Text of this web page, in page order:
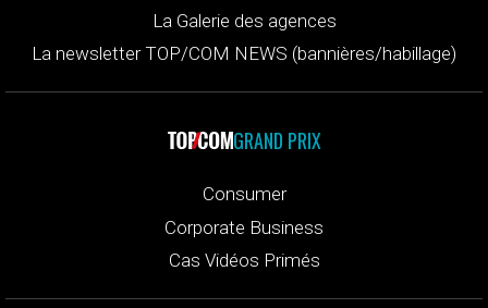
La Galerie des agences
La newsletter TOP/COM NEWS (bannières/habillage)
GRAND PRIX
Consumer
Corporate Business
Cas Vidéos Primés